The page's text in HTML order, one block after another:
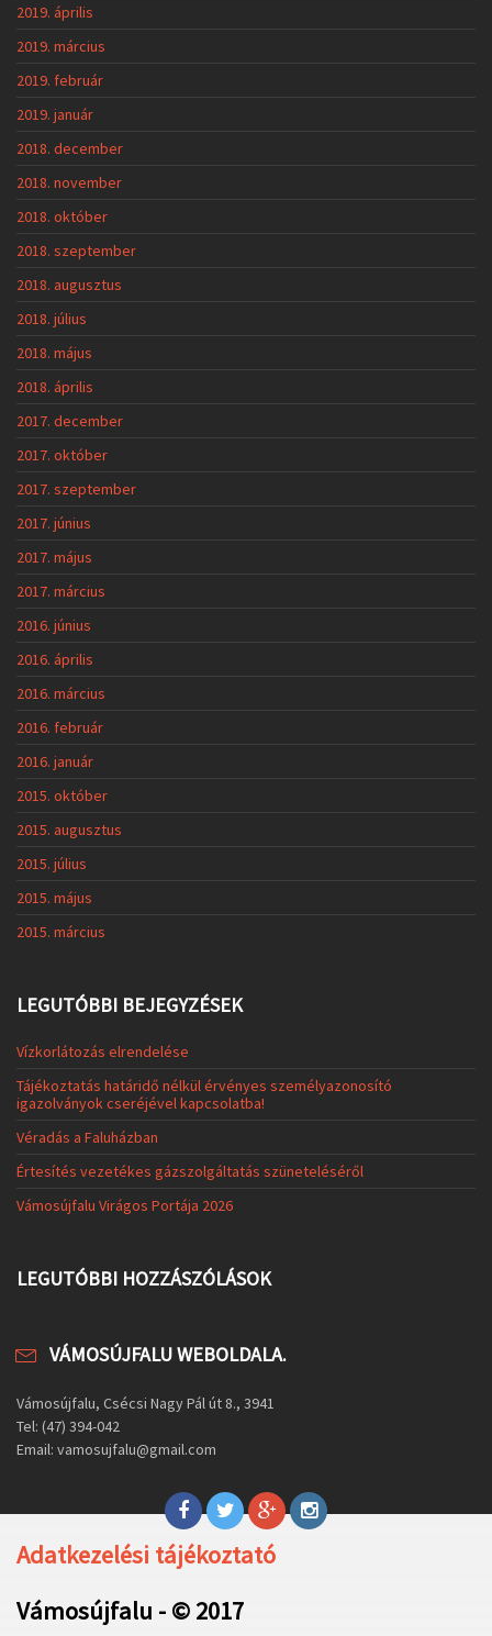
2019. április
2019. március
2019. február
2019. január
2018. december
2018. november
2018. október
2018. szeptember
2018. augusztus
2018. július
2018. május
2018. április
2017. december
2017. október
2017. szeptember
2017. június
2017. május
2017. március
2016. június
2016. április
2016. március
2016. február
2016. január
2015. október
2015. augusztus
2015. július
2015. május
2015. március
LEGUTÓBBI BEJEGYZÉSEK
Vízkorlátozás elrendelése
Tájékoztatás határidő nélkül érvényes személyazonosító
igazolványok cseréjével kapcsolatba!
Véradás a Faluházban
Értesítés vezetékes gázszolgáltatás szüneteléséről
Vámosújfalu Virágos Portája 2026
LEGUTÓBBI HOZZÁSZÓLÁSOK
VÁMOSÚJFALU WEBOLDALA.
Vámosújfalu, Csécsi Nagy Pál út 8., 3941
Tel: (47) 394-042
Email: vamosujfalu@gmail.com
Adatkezelési tájékoztató
Vámosújfalu - © 2017